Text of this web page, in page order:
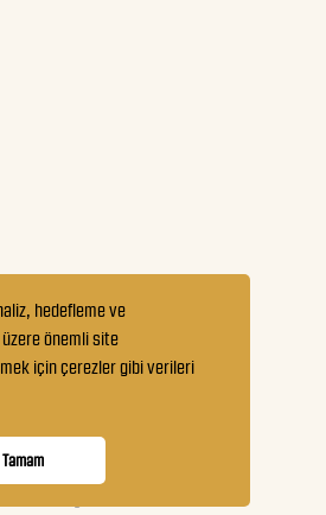
hedefleme ve
önemli site
için çerezler gibi verileri
Tamam